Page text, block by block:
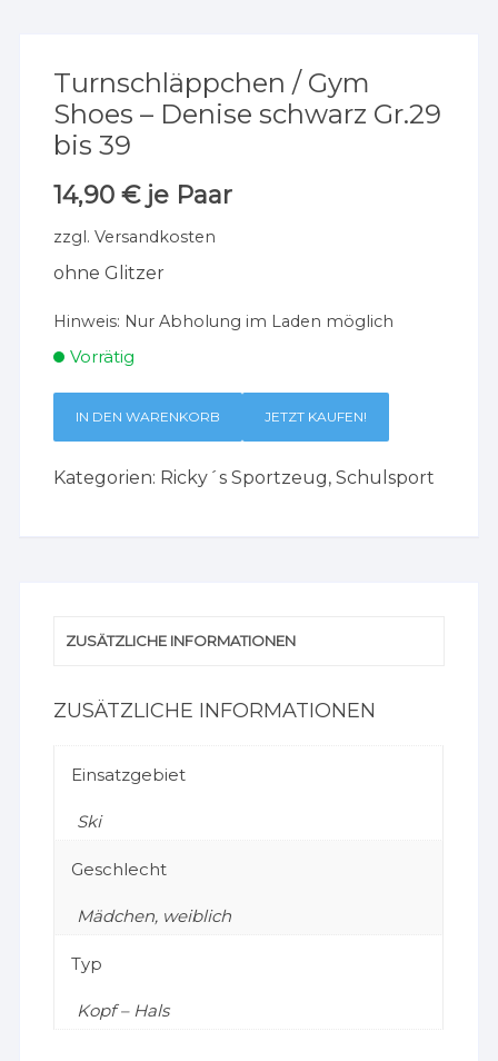
Turnschläppchen / Gym
Shoes – Denise schwarz Gr.29
bis 39
14,90€ je Paar
zzgl.Versandkosten
ohne Glitzer
Hinweis: Nur Abholung im Laden möglich
Vorrätig
IN DEN WARENKORB JETZT KAUFEN!
Kategorien: Ricky´s Sportzeug,Schulsport
ZUSÄTZLICHE INFORMATIONEN
ZUSÄTZLICHE INFORMATIONEN
Einsatzgebiet
Ski
Geschlecht
Mädchen, weiblich
Typ
Kopf – Hals